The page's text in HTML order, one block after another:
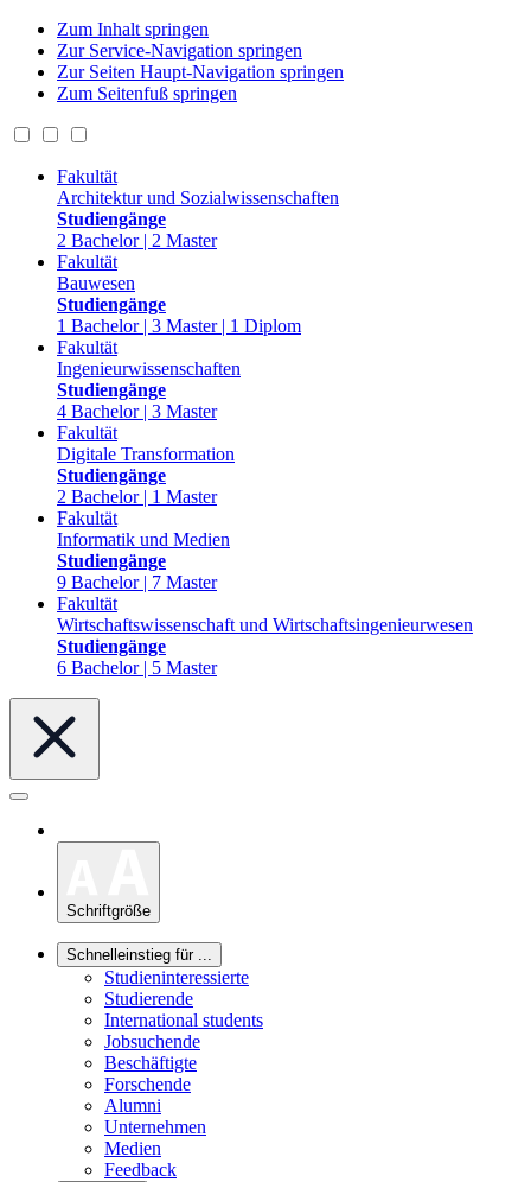
Zum Inhalt springen
Zur Service-Navigation springen
Zur Seiten Haupt-Navigation springen
Zum Seitenfuß springen
Fakultät
Architektur und Sozialwissenschaften
Studiengänge
2 Bachelor | 2 Master
Fakultät
Bauwesen
Studiengänge
1 Bachelor | 3 Master | 1 Diplom
Fakultät
Ingenieurwissenschaften
Studiengänge
4 Bachelor | 3 Master
Fakultät
Digitale Transformation
Studiengänge
2 Bachelor | 1 Master
Fakultät
Informatik und Medien
Studiengänge
9 Bachelor | 7 Master
Fakultät
Wirtschaftswissenschaft und Wirtschaftsingenieurwesen
Studiengänge
6 Bachelor | 5 Master
Schriftgröße
Schnelleinstieg für ...
Studieninteressierte
Studierende
International students
Jobsuchende
Beschäftigte
Forschende
Alumni
Unternehmen
Medien
Feedback